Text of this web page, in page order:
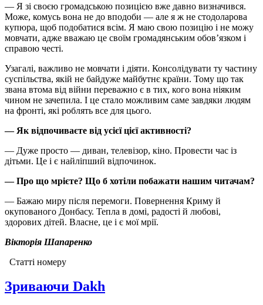
— Я зі своєю громадською позицією вже давно визначився.
Може, комусь вона не до вподоби — але я ж не стодоларова
купюра, щоб подобатися всім. Я маю свою позицію і не можу
мовчати, адже вважаю це своїм громадянським обов’язком і
справою честі.
Узагалі, важливо не мовчати і діяти. Консолідувати ту частину
суспільства, якій не байдуже майбутнє країни. Тому що так
звана втома від війни переважно є в тих, кого вона ніяким
чином не зачепила. І це стало можливим саме завдяки людям
на фронті, які роблять все для цього.
— Як відпочиваєте від усієї цієї активності?
— Дуже просто — диван, телевізор, кіно. Провести час із
дітьми. Це і є найліпший відпочинок.
— Про що мрієте? Що б хотіли побажати нашим читачам?
— Бажаю миру після перемоги. Повернення Криму й
окупованого Донбасу. Тепла в домі, радості й любові,
здорових дітей. Власне, це і є мої мрії.
Вікторія Шапаренко
Статті номеру
Зриваючи Dakh